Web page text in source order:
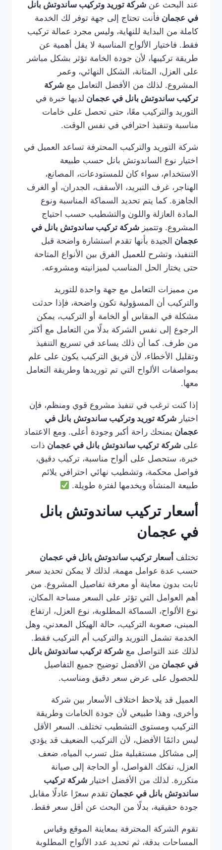
عند البحث عن شركة توريد وتركيب ساندوتش بانل
في عجمان فأنت تحتاج إلى جهة توفر لك الخدمة
كاملة من البداية للنهاية، وليس مجرد عمالة تركيب
فقط. فاختيار الألواح المناسبة لا يقل أهمية عن
طريقة تركيبها، لأن جودة الخامة تؤثر بشكل مباشر
على العزل، المتانة، الشكل النهائي، وعمر
المشروع. لذلك من الأفضل التعامل مع شركة
تركيب ساندوتش بانل في عجمان لديها خبرة في
التوريد والتركيب معًا، حتى تحصل على خامات
مناسبة وتنفيذ احترافي في نفس الوقت.
شركة التوريد والتركيب المحترفة تساعد العميل في
اختيار نوع الساندوتش بانل حسب طبيعة
الاستخدام، سواء كان للمستودعات، المصانع،
الهناجر، غرف التبريد، الأسقف، الجدران، أو الغرف
الجاهزة. كما يتم تحديد السماكة المناسبة ونوع
المادة العازلة واللون والتشطيب حسب احتياج
المشروع. وتتميز شركة تركيب ساندوتش بانل في
عجمان الجيدة بأنها تقدم استشارة واضحة قبل
التنفيذ، وتشرح للعميل الفرق بين الأنواع المتاحة
حتى يختار الحل المناسب لميزانيته ومشروعه.
من مميزات التعامل مع جهة واحدة للتوريد
والتركيب أن المسؤولية تكون واضحة، فإذا حدثت
مشكلة في المقاس أو الخامة أو التركيب، يمكن
الرجوع إلى نفس الشركة بدلًا من التعامل مع أكثر
من طرف. كما أن ذلك يساعد في تسريع التنفيذ
وتقليل الأخطاء، لأن فريق التركيب يكون على علم
بمواصفات الألواح التي تم توريدها وطريقة التعامل
معها.
إذا كنت ترغب في تنفيذ مشروع قوي ومنظم، فإن
اختيار شركة توريد وتركيب ساندوتش بانل في
عجمان يمنحك راحة أكبر وجودة أعلى. ومع الاعتماد
على شركة تركيب ساندوتش بانل في عجمان ذات
خبرة، ستحصل على ألواح مناسبة، تركيب دقيق،
فواصل محكمة، وتشطيب نهائي احترافي يلائم
طبيعة المنشأة ويخدمها لفترة طويلة.
أسعار تركيب ساندوتش بانل
في عجمان
تختلف أسعار تركيب ساندوتش بانل في عجمان
حسب عدة عوامل مهمة، لذلك لا يمكن تحديد سعر
ثابت بدون معاينة أو معرفة تفاصيل المشروع. من
أهم العوامل التي تؤثر على السعر مساحة المكان،
نوع الألواح، السماكة المطلوبة، نوع العزل، ارتفاع
المبنى، صعوبة التركيب، حالة الهيكل المعدني، وهل
الخدمة تشمل التوريد والتركيب أم التركيب فقط.
لذلك عند التواصل مع شركة تركيب ساندوتش بانل
في عجمان من الأفضل توضيح جميع التفاصيل
للحصول على عرض سعر دقيق ومناسب.
العميل قد يلاحظ اختلاف الأسعار بين شركة
وأخرى، وهذا طبيعي لأن جودة الخامات وطريقة
التركيب ومستوى التشطيب تختلف. السعر الأقل
ليس دائمًا الأفضل، لأن التركيب الضعيف قد يؤدي
إلى مشاكل مستقبلية مثل تسرب المياه، ضعف
العزل، تفكك الفواصل، أو الحاجة إلى صيانة
متكررة. لذلك من الأفضل اختيار شركة تركيب
ساندوتش بانل في عجمان تقدم سعرًا عادلًا مقابل
جودة حقيقية، بدلًا من البحث عن أقل سعر فقط.
تقوم الشركة المحترفة بمعاينة الموقع وقياس
المساحات بدقة، ثم تحديد عدد الألواح المطلوبة